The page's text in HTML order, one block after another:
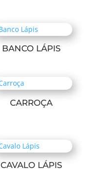
BANCO LÁPIS
CARROÇA
CAVALO LÁPIS